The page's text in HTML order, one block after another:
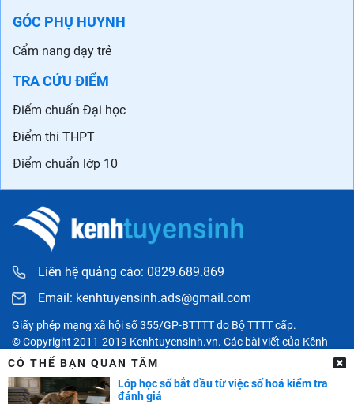
GÓC PHỤ HUYNH
Cẩm nang dạy trẻ
TRA CỨU ĐIỂM
Điểm chuẩn Đại học
Điểm thi THPT
Điểm chuẩn lớp 10
Liên hệ quảng cáo: 0829.689.869
Email: kenhtuyensinh.ads@gmail.com
Giấy phép mạng xã hội số 355/GP-BTTTT do Bộ TTTT cấp.
© Copyright 2011-2019 Kenhtuyensinh.vn. Các bài viết của Kênh
tuyển sinh chỉ có tính chất tham khảo, được tổng hợp từ các nguồn
uy tín khác và bản quyền thuộc về các đối tác. Mọi thông tin liên
quan người đọc có thể liên hệ trực tiếp đến các cơ quan, tổ chức
CÓ THỂ BẠN QUAN TÂM
Lớp học số bắt đầu từ việc số hoá kiểm tra
đánh giá